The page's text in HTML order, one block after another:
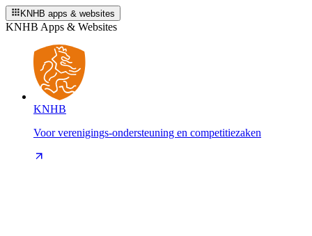
KNHB apps & websites
KNHB Apps & Websites
KNHB
Voor verenigings-ondersteuning en competitiezaken